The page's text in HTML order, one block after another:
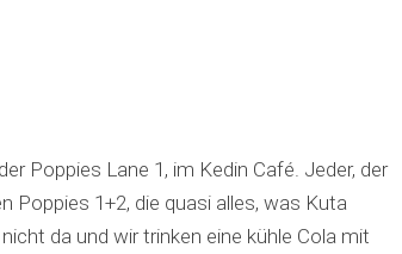
Poppies Lane 1, im Kedin Café. Jeder, der
Poppies 1+2, die quasi alles, was Kuta
da und wir trinken eine kühle Cola mit